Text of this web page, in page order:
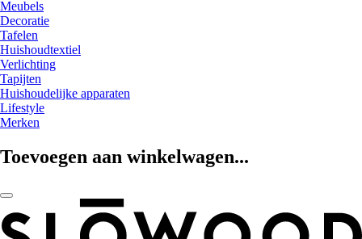
Meubels
Decoratie
Tafelen
Huishoudtextiel
Verlichting
Tapijten
Huishoudelijke apparaten
Lifestyle
Merken
Toevoegen aan winkelwagen...